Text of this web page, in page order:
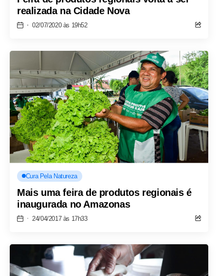
realizada na Cidade Nova
02/07/2020 às 19h52
Cura Pela Natureza
Mais uma feira de produtos regionais é
inaugurada no Amazonas
24/04/2017 às 17h33